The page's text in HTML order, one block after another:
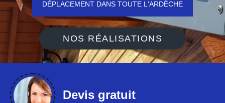
DÉPLACEMENT DANS TOUTE L'ARDÈCHE
NOS RÉALISATIONS
Devis gratuit